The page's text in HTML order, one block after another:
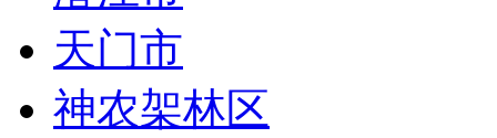
天门市
神农架林区